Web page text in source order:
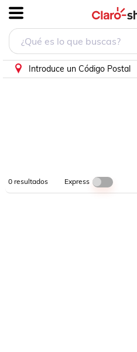
Introduce un Código Postal
0resultados Express
PorPor
Por